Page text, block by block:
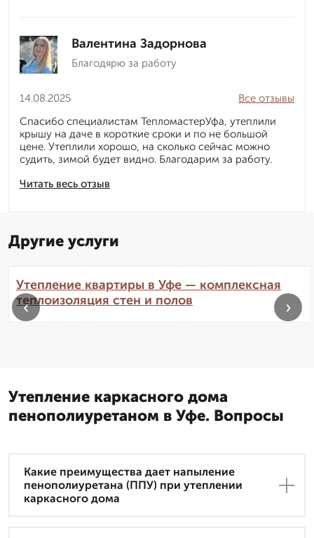
Валентина Задорнова
Благодярю за работу
14.08.2025
Читать весь отзыв
Все отзывы
Спасибо специалистам ТепломастерУфа, утеплили
крышу на даче в короткие сроки и по не большой
цене. Утеплили хорошо, на сколько сейчас можно
судить, зимой будет видно. Благодарим за работу.
Другие услуги
Утепление квартиры в Уфе — комплексная
теплоизоляция стен и полов
‹ ›
Утепление каркасного дома
пенополиуретаном в Уфе. Вопросы
Какие преимущества дает напыление
пенополиуретана (ППУ) при утеплении
каркасного дома